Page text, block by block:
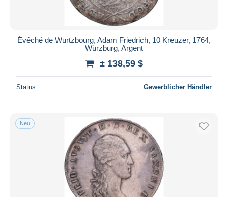
Évêché de Wurtzbourg, Adam Friedrich, 10 Kreuzer, 1764,
Würzburg, Argent
± 138,59 $
Status Gewerblicher Händler
Neu